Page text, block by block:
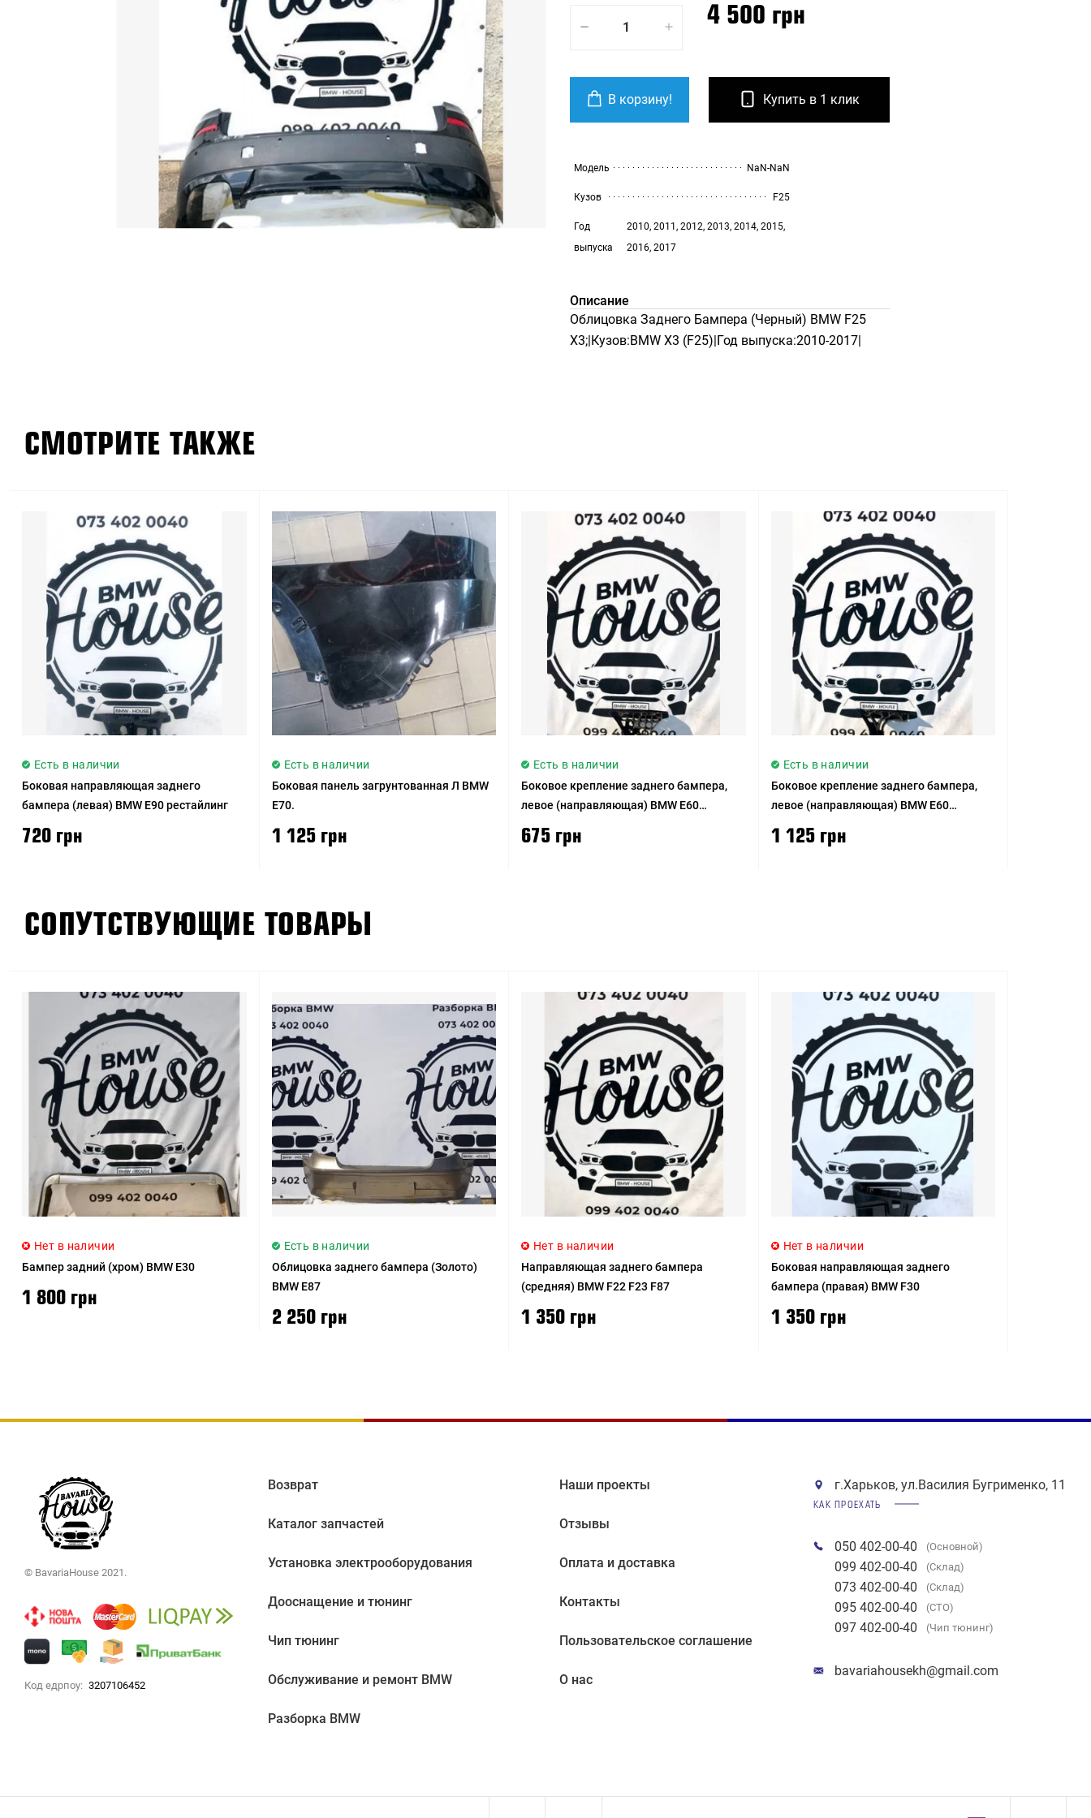
4 500 грн
В корзину! Купить в 1 клик
Модель NaN-NaN
Кузов F25
Год
выпуска
2010, 2011, 2012, 2013, 2014, 2015,
2016, 2017
Описание
Облицовка Заднего Бампера (Черный) BMW F25
X3;|Кузов:BMW X3 (F25)|Год выпуска:2010-2017|
СМОТРИТЕ ТАКЖЕ
Есть в наличии
Боковая направляющая заднего
бампера (левая) BMW E90 рестайлинг
720 грн
Есть в наличии
Боковая панель загрунтованная Л BMW
E70.
1 125 грн
Есть в наличии
Боковое крепление заднего бампера,
левое (направляющая) BMW E60
дорестайлинг
675 грн
Есть в наличии
Боковое крепление заднего бампера,
левое (направляющая) BMW E60
рестайлинг
1 125 грн
СОПУТСТВУЮЩИЕ ТОВАРЫ
Нет в наличии
Бампер задний (хром) BMW E30
1 800 грн
Есть в наличии
Облицовка заднего бампера (Золото)
BMW E87
2 250 грн
Нет в наличии
Направляющая заднего бампера
(средняя) BMW F22 F23 F87
1 350 грн
Нет в наличии
Боковая направляющая заднего
бампера (правая) BMW F30
1 350 грн
© BavariaHouse 2021.
Код едрпоу: 3207106452
Возврат
Каталог запчастей
Установка электрооборудования
Дооснащение и тюнинг
Чип тюнинг
Обслуживание и ремонт BMW
Разборка BMW
Наши проекты
Отзывы
Оплата и доставка
Контакты
Пользовательское соглашение
О нас
г.Харьков, ул.Василия Бугрименко, 11
КАК ПРОЕХАТЬ
050 402-00-40 (Основной)
099 402-00-40 (Склад)
073 402-00-40 (Склад)
095 402-00-40 (СТО)
097 402-00-40 (Чип тюнинг)
bavariahousekh@gmail.com